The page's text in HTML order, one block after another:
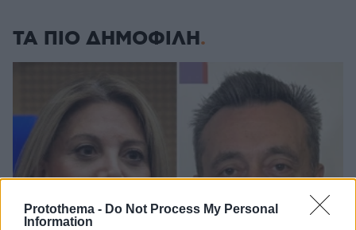
Protothema - Do Not Process My Personal
Information
ΤΑ ΠΙΟ ΔΗΜΟΦΙΛΗ